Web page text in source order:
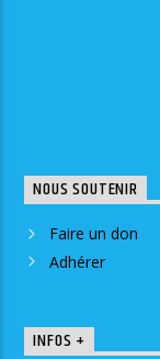
NOUS SOUTENIR
Faire un don
Adhérer
INFOS +